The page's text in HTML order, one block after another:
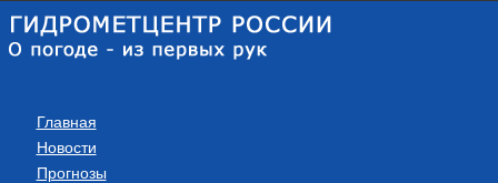
Главная
Новости
Прогнозы